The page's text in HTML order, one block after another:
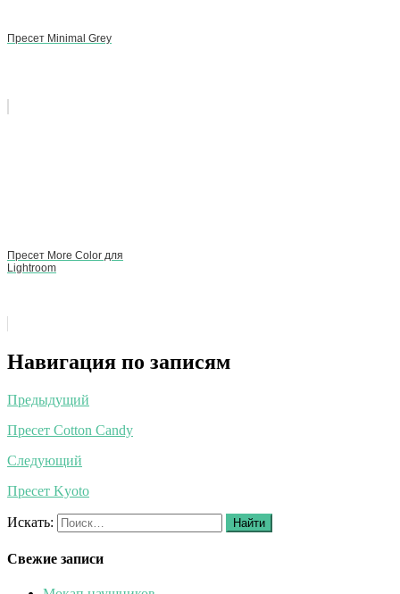
Пресет Minimal Grey
Пресет More Color для
Lightroom
Навигация по записям
Предыдущий
Пресет Cotton Candy
Следующий
Пресет Kyoto
Искать: Найти
Свежие записи